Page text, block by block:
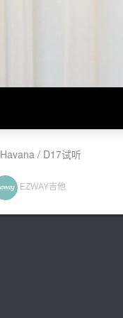
Havana / D17试听
EZWAY吉他